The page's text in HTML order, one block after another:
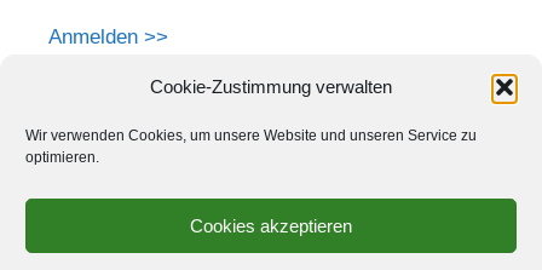
Cookie-Zustimmung verwalten
Wir verwenden Cookies, um unsere Website und unseren Service zu
optimieren.
Cookies akzeptieren
Anmelden >>